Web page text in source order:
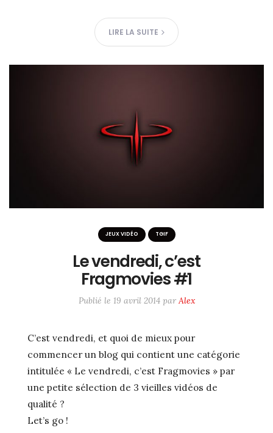
LIRE LA SUITE
JEUX VIDÉO TGIF
Le vendredi, c’est
Fragmovies #1
Publié le 19 avril 2014 par Alex
C’est vendredi, et quoi de mieux pour
commencer un blog qui contient une catégorie
intitulée « Le vendredi, c’est Fragmovies » par
une petite sélection de 3 vieilles vidéos de
qualité ?
Let’s go !